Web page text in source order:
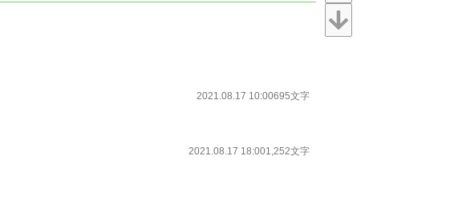
2021.08.17 10:00695文字
2021.08.17 18:001,252文字